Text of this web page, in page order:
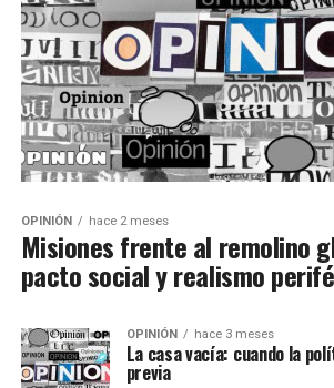
OPINIÓN hace 2 meses
Misiones frente al remolino
pacto social y realismo
OPINIÓN hace 3 meses
La casa vacía: cuando la
previa